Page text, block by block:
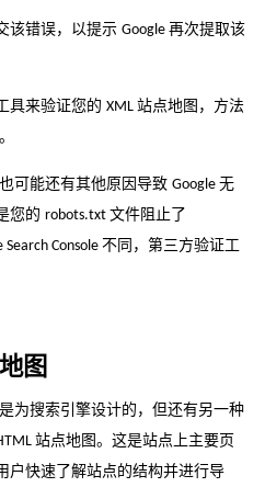
该错误，以提示 Google 再次提取该
具来验证您的 XML 站点地图，方法
可能还有其他原因导致 Google 无
您的 robots.txt 文件阻止了
Search Console 不同，第三方验证工
图
为搜索引擎设计的，但还有另一种
站点地图。这是站点上主要页
户快速了解站点的结构并进行导